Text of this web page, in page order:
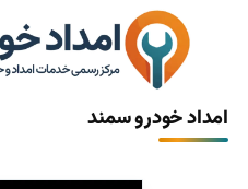
امداد خودرو سمند